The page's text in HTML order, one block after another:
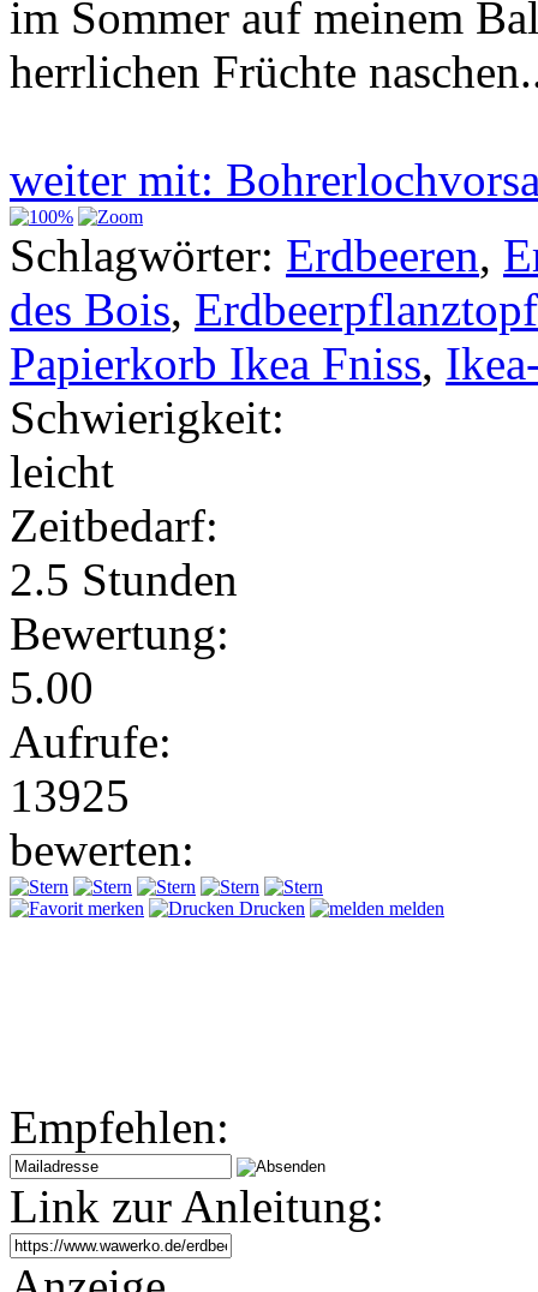
im Sommer auf meinem
herrlichen Früchte
weiter mit:
Schlagwörter: Erdbeeren,
des Bois, Erdbeerpflanztopf
Papierkorb Ikea Fniss,
Schwierigkeit:
leicht
Zeitbedarf:
2.5 Stunden
Bewertung:
5.00
Aufrufe:
13925
bewerten:
merken Drucken melden
Empfehlen:
Link zur Anleitung: